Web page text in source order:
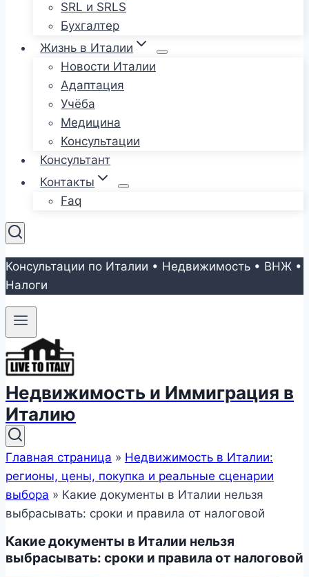
SRL и SRLS
Бухгалтер
Жизнь в Италии
Новости Италии
Адаптация
Учёба
Медицина
Консультации
Консультант
Контакты
Faq
Консультации по Италии • Недвижимость • ВНЖ •
Налоги
Недвижимость и Иммиграция в
Италию
Главная страница » Недвижимость в Италии:
регионы, цены, покупка и реальные сценарии
выбора » Какие документы в Италии нельзя
выбрасывать: сроки и правила от налоговой
Какие документы в Италии нельзя
выбрасывать: сроки и правила от налоговой